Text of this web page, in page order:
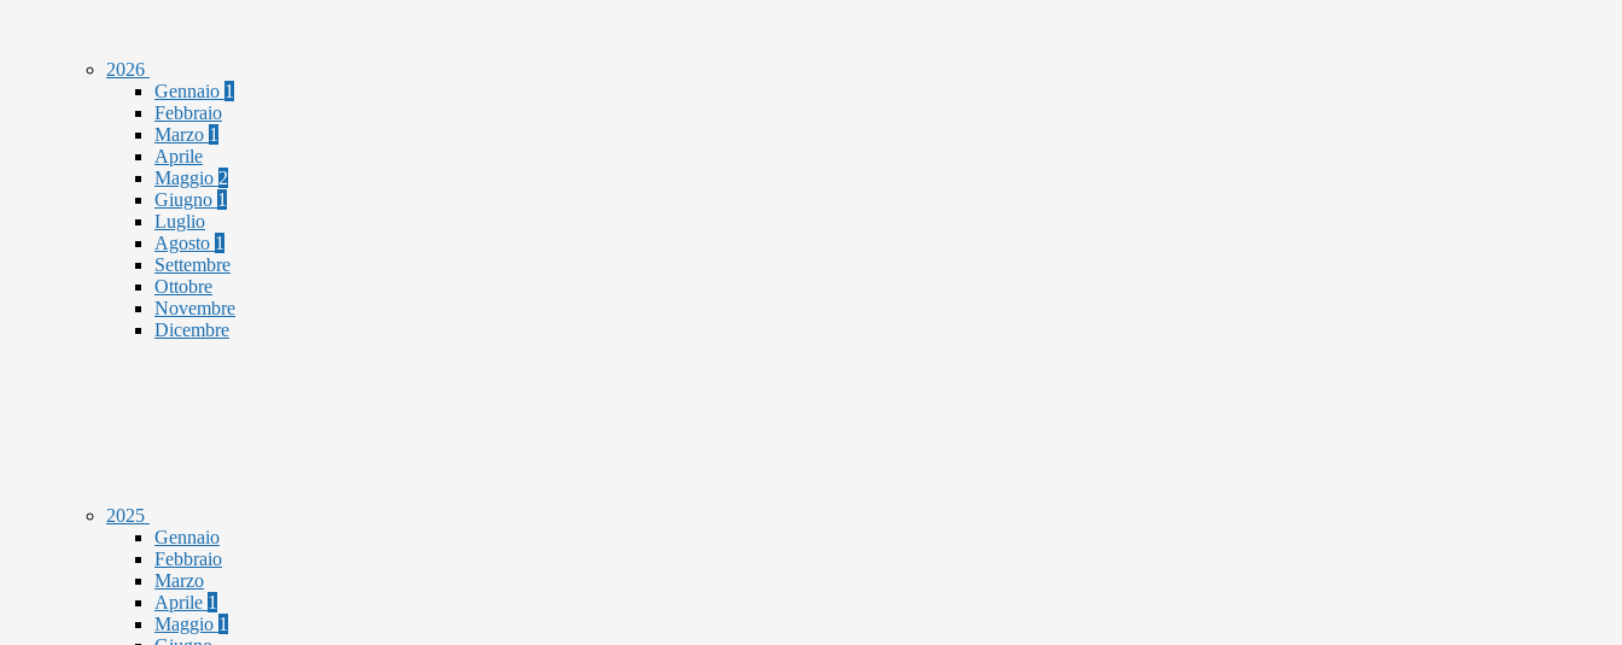
2026
Gennaio 1
Febbraio
Marzo 1
Aprile
Maggio 2
Giugno 1
Luglio
Agosto 1
Settembre
Ottobre
Novembre
Dicembre
2025
Gennaio
Febbraio
Marzo
Aprile 1
Maggio 1